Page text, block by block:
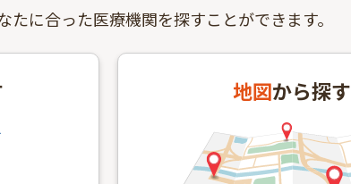
たに合った医療機関を探すことができます。
地図から探す